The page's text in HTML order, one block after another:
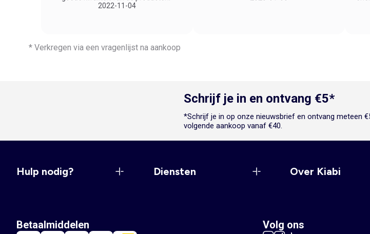
2022-11-04
* Verkregen via een vragenlijst na aankoop
Schrijf je in en ontvang €5*
*Schrijf je in op onze nieuwsbrief en ontvang meteen
volgende aankoop vanaf €40.
Hulp nodig? Diensten Over Kiabi
Betaalmiddelen Volg ons